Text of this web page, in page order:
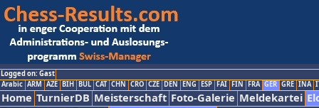
Logged on: Gast
Arabic ARM AZE BIH BUL CAT CHN CRO CZE DEN ENG ESP FAI FIN FRA GER GRE INA
Home TurnierDB Meisterschaft Foto-Galerie Meldekartei